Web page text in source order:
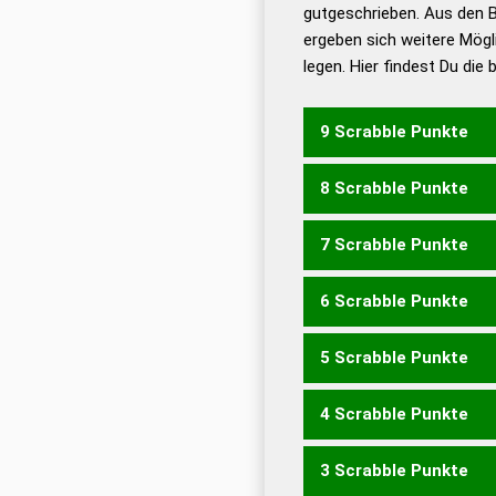
Universalwörterbuch
gutgeschrieben. Aus den
ergeben sich weitere
legen. Hier findest Du die
9 Scrabble Punkte
BILDER DEIBEL LEIBER
8 Scrabble Punkte
BEEIL BEILE BILDE BLEIE
REBEL REBLE BEIDER
7 Scrabble Punkte
BEIL BILD BLEI ELBE
BEIDE BERED BIERE
RIEBE DELIRE DERLEI
6 Scrabble Punkte
BEL LEB BEDE BIER BREI
ERBE REBE REIB RIEB
LEDER LEDRE LEIDE
5 Scrabble Punkte
BEI BRD ERB DIEL EDEL
LIDE LIED RELI DREIE
4 Scrabble Punkte
EIL LEE LEI LID DREI
3 Scrabble Punkte